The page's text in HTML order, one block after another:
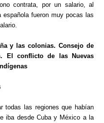
contrata, por un salario, al
española fueron muy pocas las
y las colonias. Consejo de
El conflicto de las Nuevas
las regiones que habían
iba desde Cuba y México a la